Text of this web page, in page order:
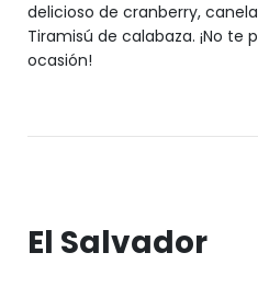
delicioso de cranberry,
Tiramisú de calabaza. ¡No te
ocasión!
El Salvador